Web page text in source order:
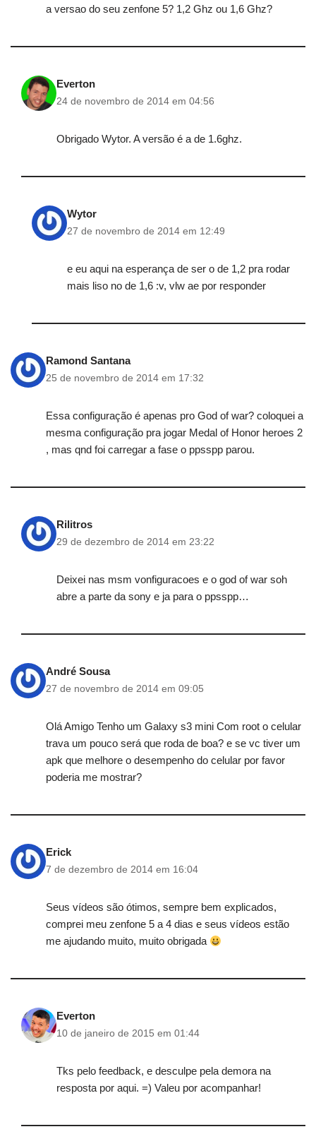
a versao do seu zenfone 5? 1,2 Ghz ou 1,6 Ghz?
Everton
24 de novembro de 2014 em 04:56
Obrigado Wytor. A versão é a de 1.6ghz.
Wytor
27 de novembro de 2014 em 12:49
e eu aqui na esperança de ser o de 1,2 pra rodar
mais liso no de 1,6 :v, vlw ae por responder
Ramond Santana
25 de novembro de 2014 em 17:32
Essa configuração é apenas pro God of war? coloquei a
mesma configuração pra jogar Medal of Honor heroes 2
, mas qnd foi carregar a fase o ppsspp parou.
Rilitros
29 de dezembro de 2014 em 23:22
Deixei nas msm vonfiguracoes e o god of war soh
abre a parte da sony e ja para o ppsspp…
André Sousa
27 de novembro de 2014 em 09:05
Olá Amigo Tenho um Galaxy s3 mini Com root o celular
trava um pouco será que roda de boa? e se vc tiver um
apk que melhore o desempenho do celular por favor
poderia me mostrar?
Erick
7 de dezembro de 2014 em 16:04
Seus vídeos são ótimos, sempre bem explicados,
comprei meu zenfone 5 a 4 dias e seus vídeos estão
me ajudando muito, muito obrigada
Everton
10 de janeiro de 2015 em 01:44
Tks pelo feedback, e desculpe pela demora na
resposta por aqui. =) Valeu por acompanhar!